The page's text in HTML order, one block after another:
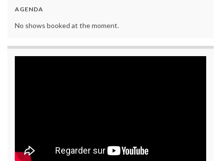
AGENDA
No shows booked at the moment.